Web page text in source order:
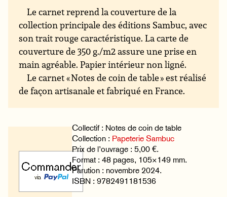
Le carnet reprend la couverture de la
collection principale des éditions Sambuc, avec
son trait rouge caractéristique. La carte de
couverture de 350 g./m2 assure une prise en
main agréable. Papier intérieur non ligné.
Le carnet « Notes de coin de table » est réalisé
de façon artisanale et fabriqué en France.
Collectif : Notes de coin de table
Collection : Papeterie Sambuc
Prix de l’ouvrage : 5,00 €.
Format : 48 pages, 105×149 mm.
Parution : novembre 2024.
ISBN : 9782491181536